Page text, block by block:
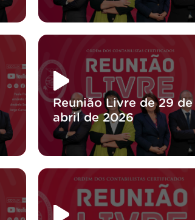
Reunião Livre de 29 de
abril de 2026